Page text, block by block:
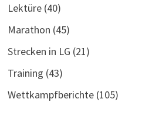
Lektüre(40)
Marathon (45)
Strecken in LG (21)
Training (43)
Wettkampfberichte(105)